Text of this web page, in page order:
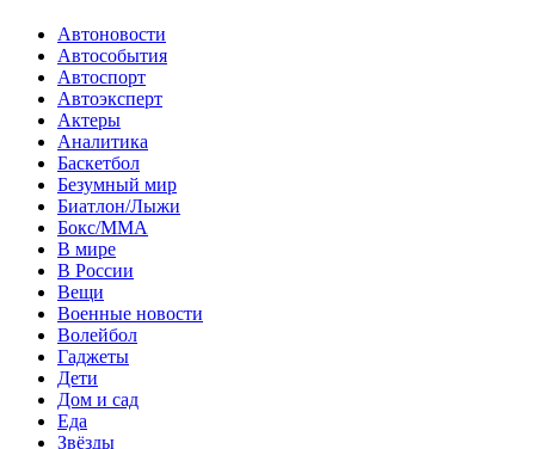
Автоновости
Автособытия
Автоспорт
Автоэксперт
Актеры
Аналитика
Баскетбол
Безумный мир
Биатлон/Лыжи
Бокс/MMA
В мире
В России
Вещи
Военные новости
Волейбол
Гаджеты
Дети
Дом и сад
Еда
Звёзды